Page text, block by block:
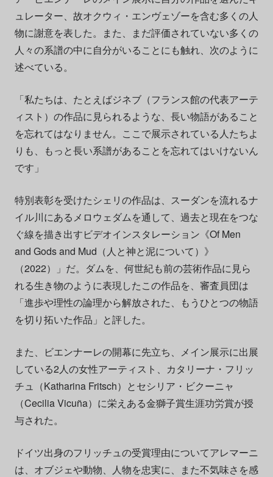
ュレーター、故オクウィ・エンヴェゾーを含む多くの人
物に謝意を表した。また、まだ評価されていない多くの
人々の系譜の中に自分がいることにも触れ、次のように
述べている。
「私たちは、たとえばジネブ（フランス館の代表アーテ
ィスト）の作品に見られるような、長い物語があること
を忘れてはなりません。ここで展示されている人たちよ
りも、もっと長い系譜があることを忘れてはいけないん
です」
特別表彰を受けたシェリの作品は、スーダンを流れるナ
イル川にあるメロウェダムを通して、過去と現在をつな
ぐ線を描き出すビデオインスタレーション《Of Men
and Gods and Mud（人と神と泥について）》
（2022）」だ。ダムを、何世紀も前の芸術作品に見ら
れる生き物のように表現したこの作品を、審査員団は
「進歩や理性の論理から解放された、もうひとつの物語
を切り拓いた作品」と評した。
また、ビエンナーレの開幕に先立ち、メイン展示に出展
している2人の女性アーティスト、カタリーナ・フリッ
チュ（Katharina Fritsch）とセシリア・ビクーニャ
（Cecilia Vicuña）に栄えある金獅子賞生涯功労賞が授
与された。
ドイツ出身のフリッチュの受賞理由についてアレマーニ
は、オブジェや動物、人物を忠実に、また不気味さを感